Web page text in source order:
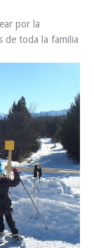
por la
de toda la familia